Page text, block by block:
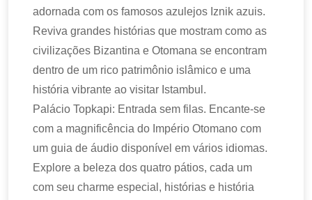
adornada com os famosos azulejos Iznik azuis.
Reviva grandes histórias que mostram como as
civilizações Bizantina e Otomana se encontram
dentro de um rico patrimônio islâmico e uma
história vibrante ao visitar Istambul.
Palácio Topkapi: Entrada sem filas. Encante-se
com a magnificência do Império Otomano com
um guia de áudio disponível em vários idiomas.
Explore a beleza dos quatro pátios, cada um
com seu charme especial, histórias e história